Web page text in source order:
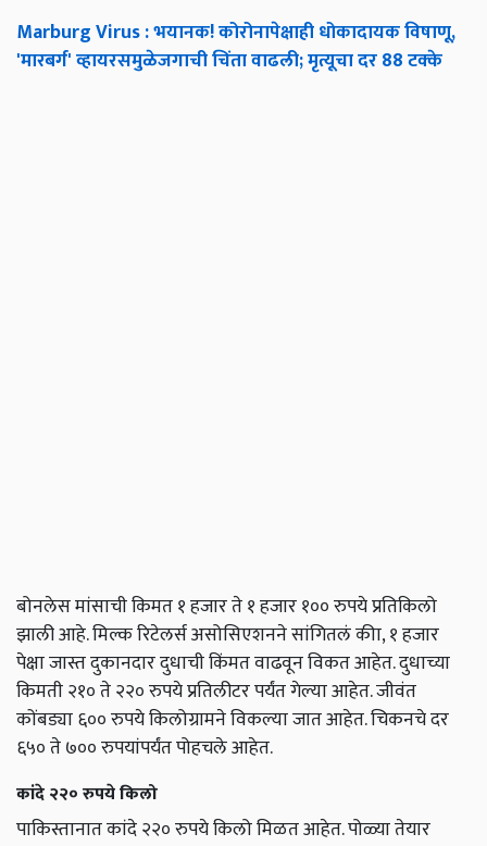
Marburg Virus : भयानक! कोरोनापेक्षाही धोकादायक विषाणू,
'मारबर्ग' व्हायरसमुळेजगाची चिंता वाढली; मृत्यूचा दर 88 टक्के
बोनलेस मांसाची किमत १ हजार ते १ हजार १०० रुपये प्रतिकिलो
झाली आहे. मिल्क रिटेलर्स असोसिएशनने सांगितलं कीा, १ हजार
पेक्षा जास्त दुकानदार दुधाची किंमत वाढवून विकत आहेत. दुधाच्या
किमती २१० ते २२० रुपये प्रतिलीटर पर्यंत गेल्या आहेत. जीवंत
कोंबड्या ६०० रुपये किलोग्रामने विकल्या जात आहेत. चिकनचे दर
६५० ते ७०० रुपयांपर्यंत पोहचले आहेत.
कांदे २२० रुपये किलो
पाकिस्तानात कांदे २२० रुपये किलो मिळत आहेत. पोळ्या तेयार